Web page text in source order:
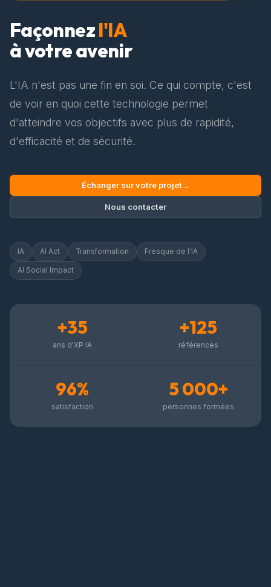
Façonnezl'IA
à votre avenir
L'IA n'est pas une fin en soi. Ce qui compte, c'est
de voir en quoi cette technologie permet
d'atteindre vos objectifs avec plus de rapidité,
d'efficacité et de sécurité.
Échanger sur votre projet→
Nous contacter
IA AI Act Transformation Fresque de l'IA
AI Social Impact
+35
ans d'XP IA
+125
références
96%
satisfaction
5 000+
personnes formées